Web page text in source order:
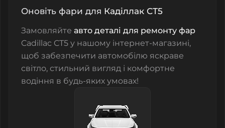
Оновіть фари для Каділлак СТ5
Замовляйте авто деталі для ремонту фар
Cadillac CT5 у нашому інтернет-магазині,
щоб забезпечити автомобілю яскраве
світло, стильний вигляд і комфортне
водіння в будь-яких умовах!